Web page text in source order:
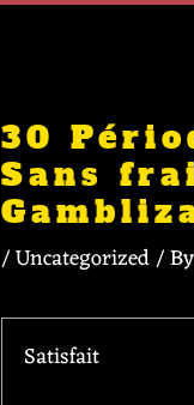
30
Sans
/Uncategorized/ By
Satisfait